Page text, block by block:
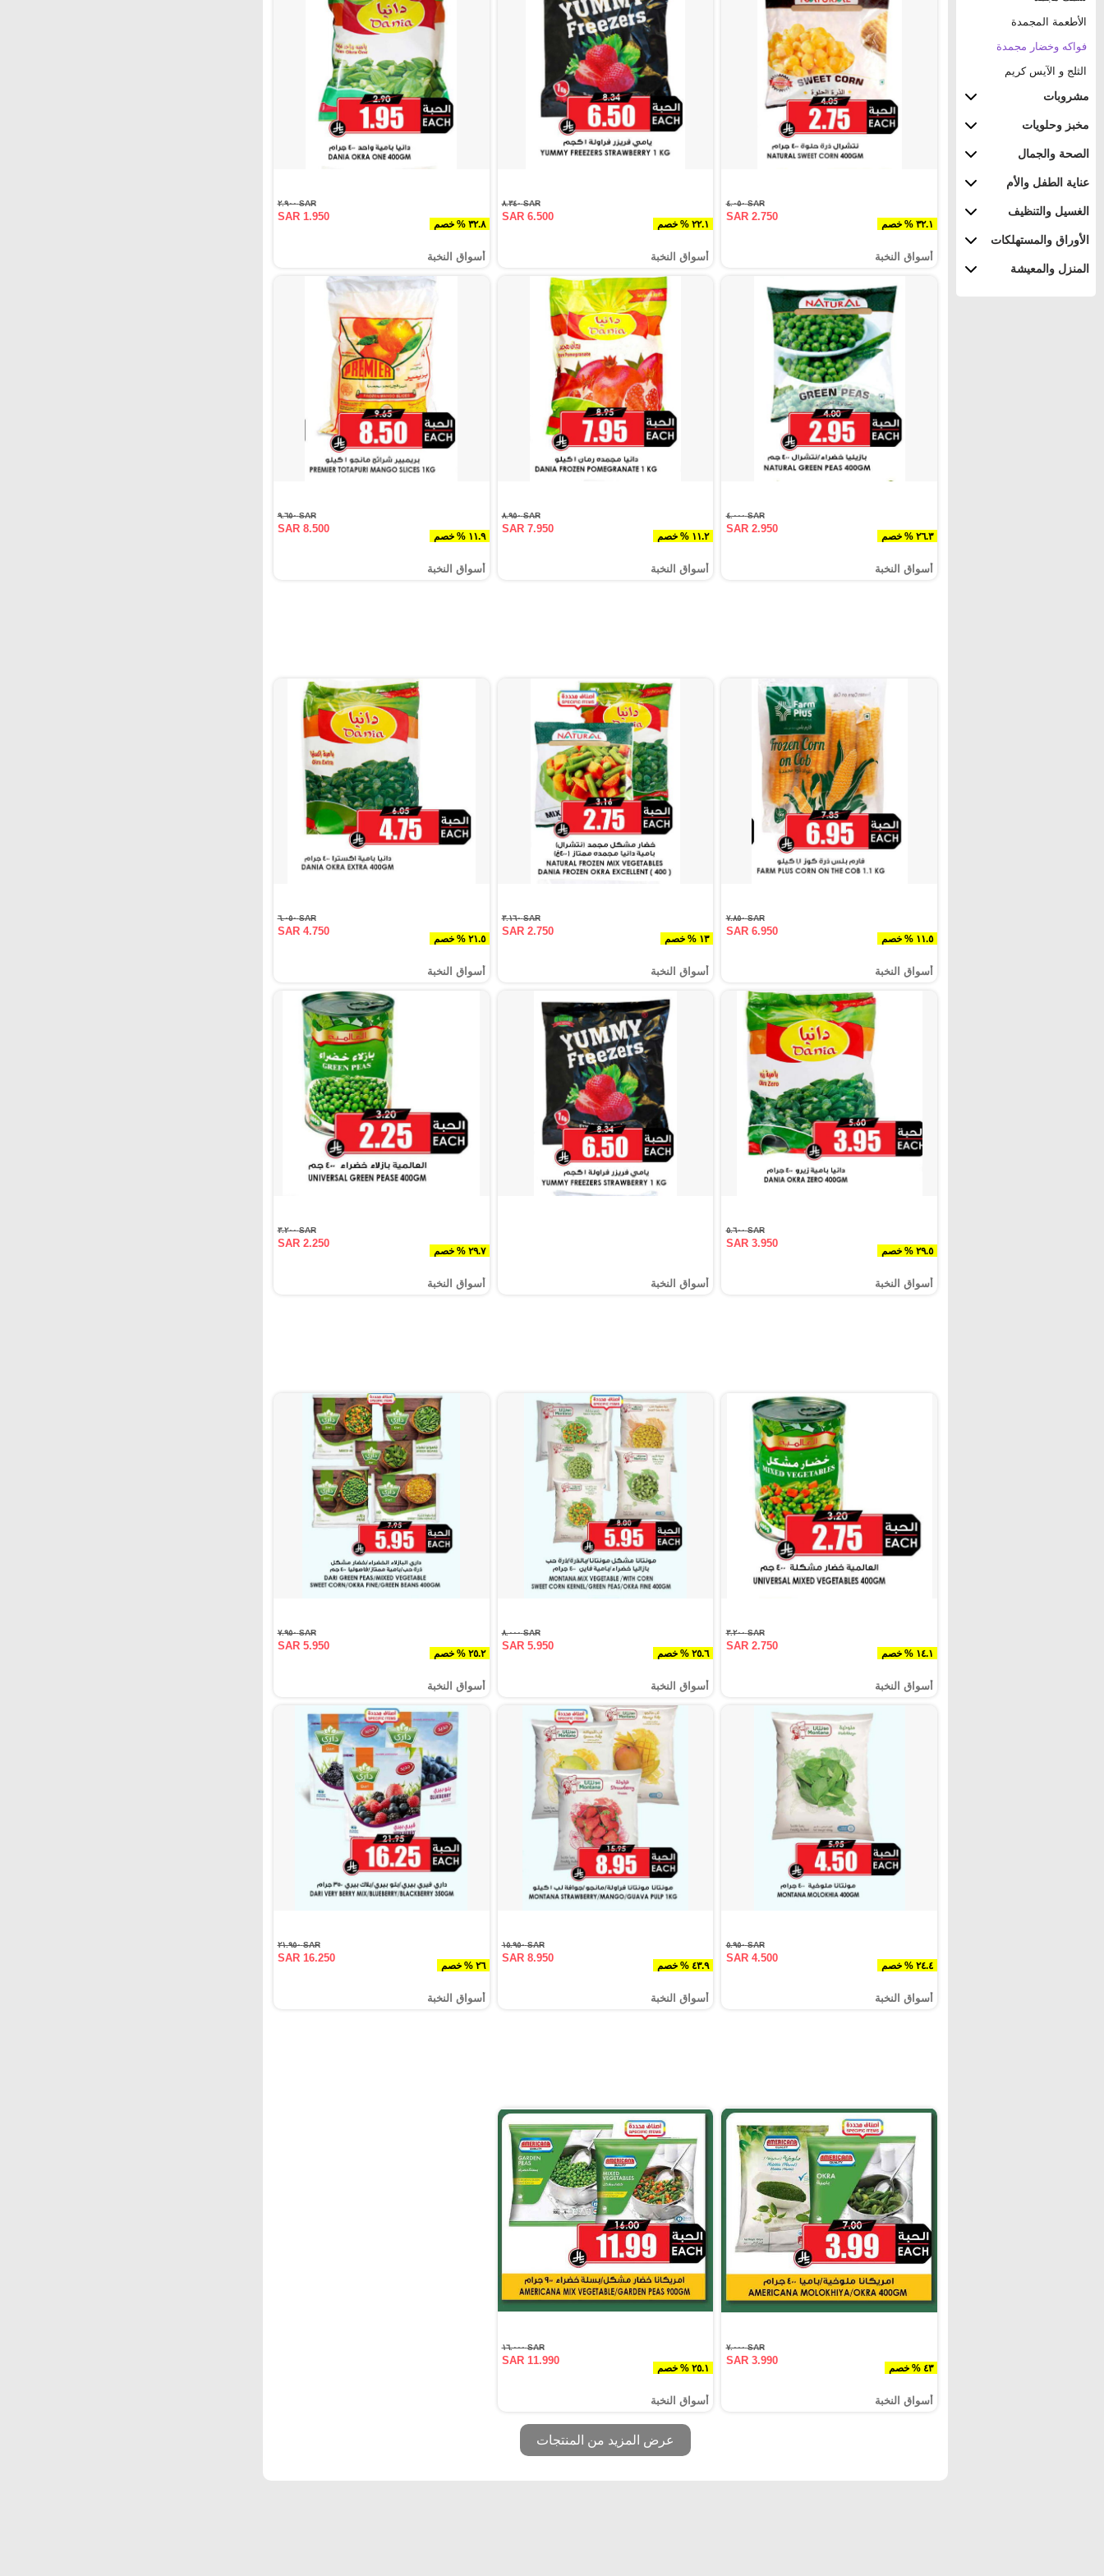
الأطعمة المجمدة
فواكه وخضار مجمدة
الثلج و الآيس كريم
مشروبات
مخبز وحلويات
الصحة والجمال
عناية الطفل والأم
الغسيل والتنظيف
الأوراق والمستهلكات
المنزل والمعيشة
٣٢.١ % خصم
SAR ٤.٠٥٠
SAR 2.750
أسواق النخبة
٢٢.١ % خصم
SAR ٨.٣٤٠
SAR 6.500
أسواق النخبة
٣٢.٨ % خصم
SAR ٢.٩٠٠
SAR 1.950
أسواق النخبة
٢٦.٣ % خصم
SAR ٤.٠٠٠
SAR 2.950
أسواق النخبة
١١.٢ % خصم
SAR ٨.٩٥٠
SAR 7.950
أسواق النخبة
١١.٩ % خصم
SAR ٩.٦٥٠
SAR 8.500
أسواق النخبة
١١.٥ % خصم
SAR ٧.٨٥٠
SAR 6.950
أسواق النخبة
١٣ % خصم
SAR ٣.١٦٠
SAR 2.750
أسواق النخبة
٢١.٥ % خصم
SAR ٦.٠٥٠
SAR 4.750
أسواق النخبة
٢٩.٥ % خصم
SAR ٥.٦٠٠
SAR 3.950
أسواق النخبة أسواق النخبة
٢٩.٧ % خصم
SAR ٣.٢٠٠
SAR 2.250
أسواق النخبة
١٤.١ % خصم
SAR ٣.٢٠٠
SAR 2.750
أسواق النخبة
٢٥.٦ % خصم
SAR ٨.٠٠٠
SAR 5.950
أسواق النخبة
٢٥.٢ % خصم
SAR ٧.٩٥٠
SAR 5.950
أسواق النخبة
٢٤.٤ % خصم
SAR ٥.٩٥٠
SAR 4.500
أسواق النخبة
٤٣.٩ % خصم
SAR ١٥.٩٥٠
SAR 8.950
أسواق النخبة
٢٦ % خصم
SAR ٢١.٩٥٠
SAR 16.250
أسواق النخبة
٤٣ % خصم
SAR ٧.٠٠٠
SAR 3.990
أسواق النخبة
٢٥.١ % خصم
SAR ١٦.٠٠٠
SAR 11.990
أسواق النخبة
عرض المزيد من المنتجات